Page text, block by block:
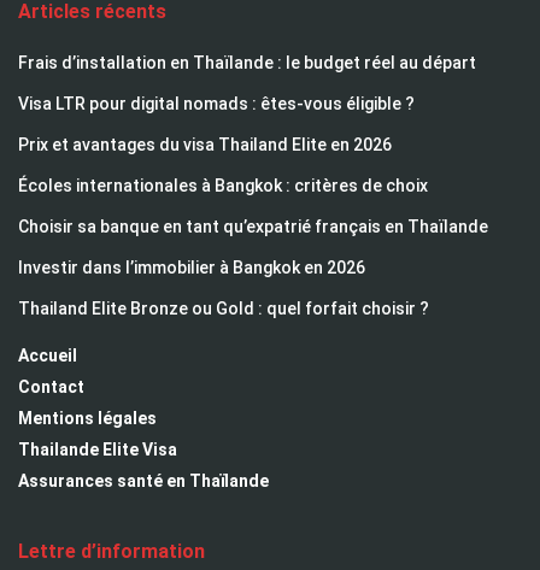
Articles récents
Frais d’installation en Thaïlande : le budget réel au départ
Visa LTR pour digital nomads : êtes-vous éligible ?
Prix et avantages du visa Thailand Elite en 2026
Écoles internationales à Bangkok : critères de choix
Choisir sa banque en tant qu’expatrié français en Thaïlande
Investir dans l’immobilier à Bangkok en 2026
Thailand Elite Bronze ou Gold : quel forfait choisir ?
Accueil
Contact
Mentions légales
Thailande Elite Visa
Assurances santé en Thaïlande
Lettre d’information